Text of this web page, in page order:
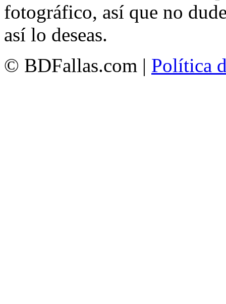
fotográfico, así que no
así lo deseas.
© BDFallas.com | Política